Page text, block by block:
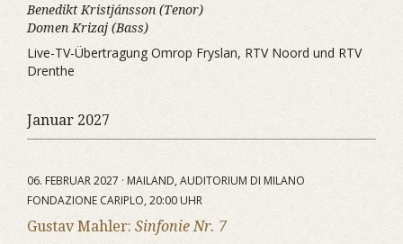
Benedikt Kristjánsson (Tenor)
Domen Krizaj (Bass)
Live-TV-Übertragung Omrop Fryslan, RTV Noord und RTV
Drenthe
Januar 2027
06. FEBRUAR 2027 · MAILAND, AUDITORIUM DI MILANO
FONDAZIONE CARIPLO, 20:00 UHR
Gustav Mahler: Sinfonie Nr. 7